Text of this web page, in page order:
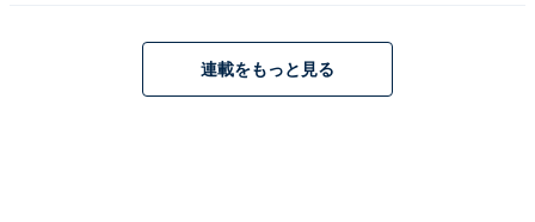
連載をもっと見る